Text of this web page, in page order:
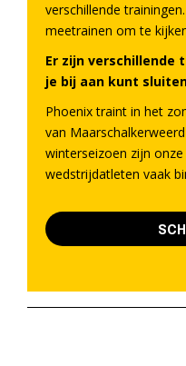
verschillende
meetrainen om te
Er zijn verschillende
je bij aan kunt
Phoenix traint in het
van
winterseizoen zijn
wedstrijdatleten vaak